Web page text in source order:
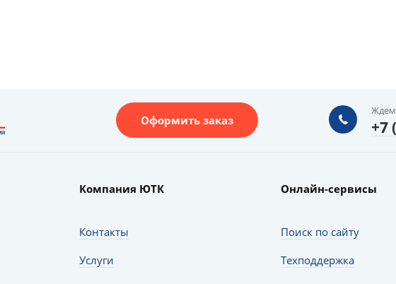
Оформить заказ
Ждем
+7
Компания ЮТК
Контакты
Услуги
Онлайн-сервисы
Поиск по сайту
Техподдержка